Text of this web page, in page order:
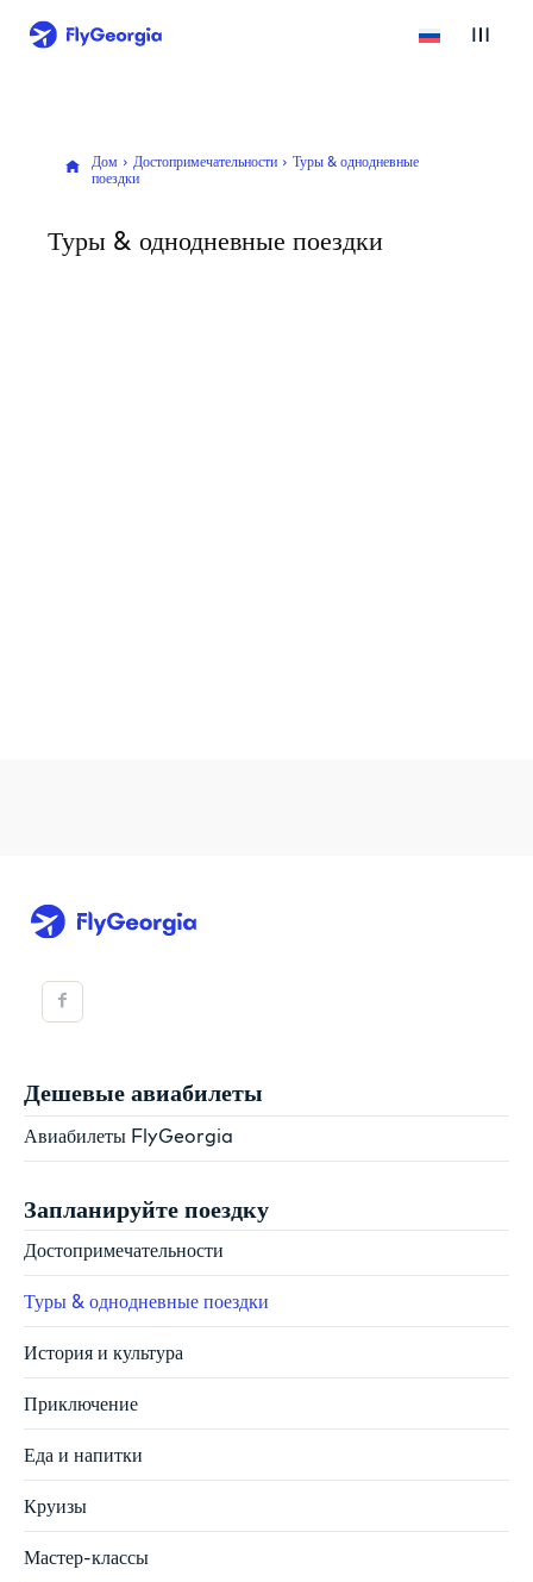
Дом Достопримечательности
Туры & однодневные
поездки
Туры & однодневные поездки
Дешевые авиабилеты
Авиабилеты FlyGeorgia
Запланируйте поездку
Достопримечательности
Туры & однодневные поездки
История и культура
Приключение
Еда и напитки
Круизы
Мастер-классы